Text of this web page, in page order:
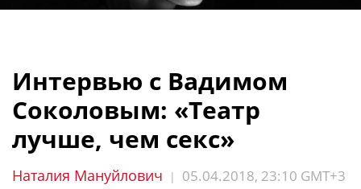
Интервью с Вадимом
Соколовым: «Театр
лучше, чем секс»
Наталия Мануйлович | 05.04.2018, 23:10 GMT+3